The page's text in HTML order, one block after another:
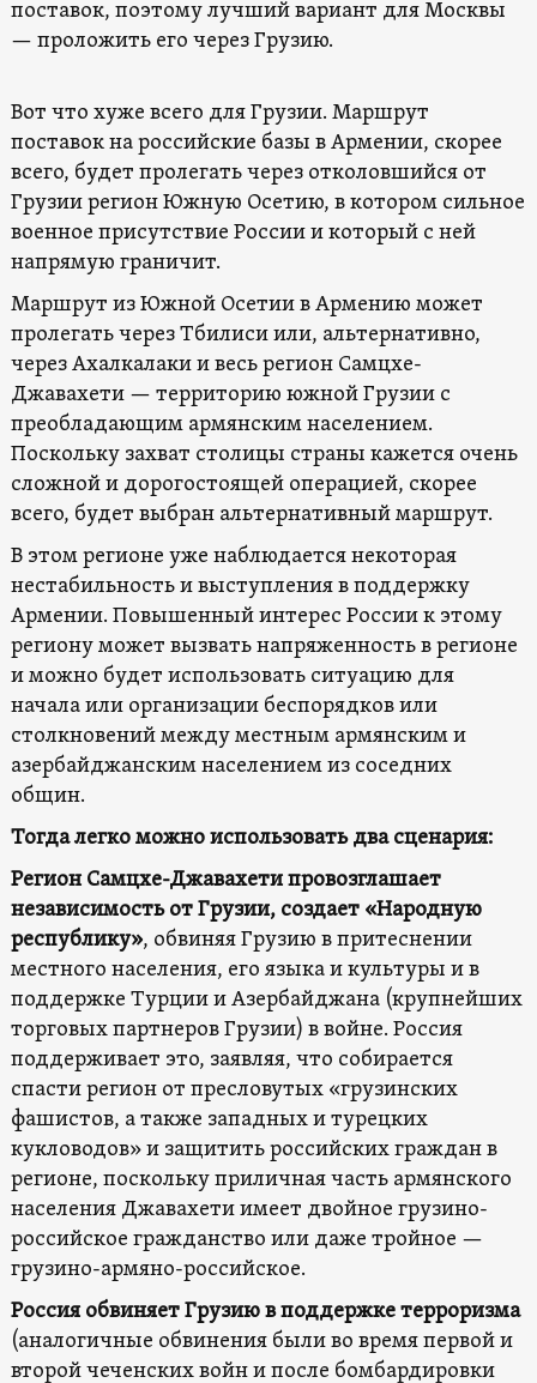
поставок, поэтому лучший вариант для Москвы
— проложить его через Грузию.
Вот что хуже всего для Грузии. Маршрут
поставок на российские базы в Армении, скорее
всего, будет пролегать через отколовшийся от
Грузии регион Южную Осетию, в котором сильное
военное присутствие России и который с ней
напрямую граничит.
Маршрут из Южной Осетии в Армению может
пролегать через Тбилиси или, альтернативно,
через Ахалкалаки и весь регион Самцхе-
Джавахети — территорию южной Грузии с
преобладающим армянским населением.
Поскольку захват столицы страны кажется очень
сложной и дорогостоящей операцией, скорее
всего, будет выбран альтернативный маршрут.
В этом регионе уже наблюдается некоторая
нестабильность и выступления в поддержку
Армении. Повышенный интерес России к этому
региону может вызвать напряженность в регионе
и можно будет использовать ситуацию для
начала или организации беспорядков или
столкновений между местным армянским и
азербайджанским населением из соседних
общин.
Тогда легко можно использовать два сценария:
Регион Самцхе-Джавахети провозглашает
независимость от Грузии, создает «Народную
республику», обвиняя Грузию в притеснении
местного населения, его языка и культуры и в
поддержке Турции и Азербайджана (крупнейших
торговых партнеров Грузии) в войне. Россия
поддерживает это, заявляя, что собирается
спасти регион от пресловутых «грузинских
фашистов, а также западных и турецких
кукловодов» и защитить российских граждан в
регионе, поскольку приличная часть армянского
населения Джавахети имеет двойное грузино-
российское гражданство или даже тройное —
грузино-армяно-российское.
Россия обвиняет Грузию в поддержке терроризма
(аналогичные обвинения были во время первой и
второй чеченских войн и после бомбардировки